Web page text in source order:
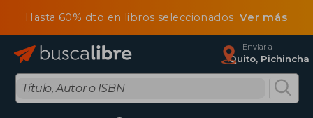
Hasta 60% dto en libros seleccionadosVer más
Enviar a
Quito, Pichincha